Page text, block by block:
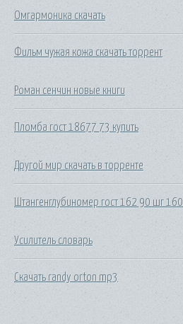
Омгармоника скачать
Фильм чужая кожа скачать торрент
Роман сенчин новые книги
Пломба гост 18677 73 купить
Другой мир скачать в торренте
Штангенглубиномер гост 162 90 шг 160
Усилитель словарь
Скачать randy orton mp3